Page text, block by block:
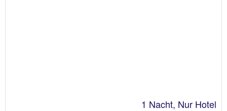
1 Nacht, Nur Hotel